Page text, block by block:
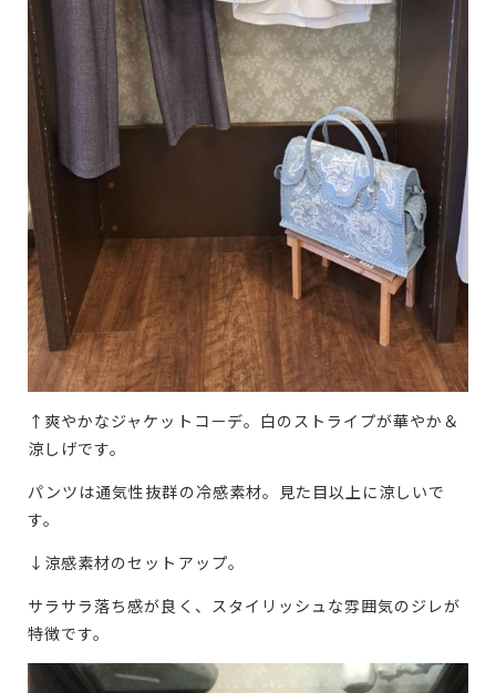
↑爽やかなジャケットコーデ。白のストライプが華やか＆
涼しげです。
パンツは通気性抜群の冷感素材。見た目以上に涼しいで
す。
↓涼感素材のセットアップ。
サラサラ落ち感が良く、スタイリッシュな雰囲気のジレが
特徴です。